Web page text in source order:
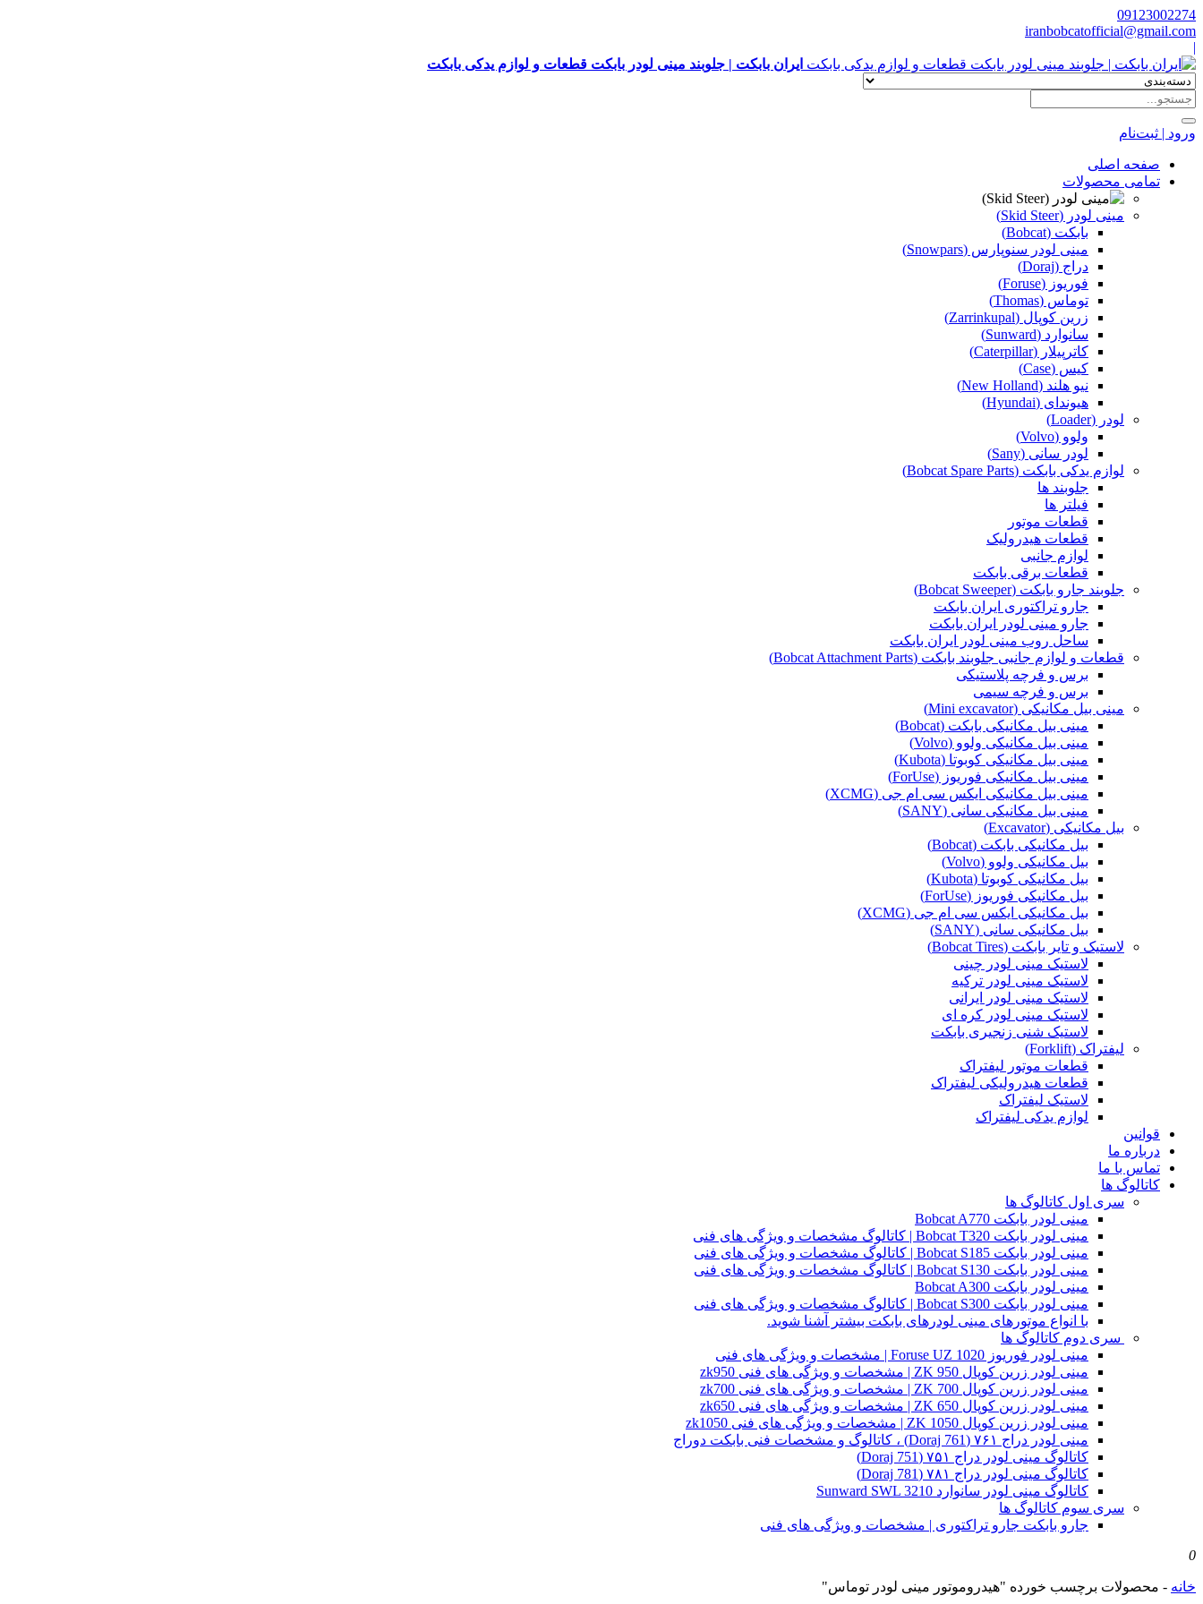
09123002274
iranbobcatofficial@gmail.com
|
ایران بابکت | جلوبند مینی لودر بابکت قطعات و لوازم یدکی بابکت
ورود | ثبت‌نام
صفحه اصلی
تمامی محصولات
مینی لودر (Skid Steer)
بابکت (Bobcat)
مینی لودر سنوپارس (Snowpars)
دراج (Doraj)
فوریوز (Foruse)
توماس (Thomas)
زرین کوپال (Zarrinkupal)
سانوارد (Sunward)
کاترپیلار (Caterpillar)
کیس (Case)
نیو هلند (New Holland)
هیوندای (Hyundai)
لودر (Loader)
ولوو (Volvo)
لودر سانی (Sany)
لوازم یدکی بابکت (Bobcat Spare Parts)
جلوبند ها
فیلتر ها
قطعات موتور
قطعات هیدرولیک
لوازم جانبی
قطعات برقی بابکت
جلوبند جارو بابکت (Bobcat Sweeper)
جارو تراکتوری ایران بابکت
جارو مینی لودر ایران بابکت
ساحل روب مینی لودر ایران بابکت
قطعات و لوازم جانبی جلوبند بابکت (Bobcat Attachment Parts)
برس و فرچه پلاستیکی
برس و فرچه سیمی
مینی بیل مکانیکی (Mini excavator)
مینی بیل مکانیکی بابکت (Bobcat)
مینی بیل مکانیکی ولوو (Volvo)
مینی بیل مکانیکی کوبوتا (Kubota)
مینی بیل مکانیکی فوریوز (ForUse)
مینی بیل مکانیکی ایکس سی ام جی (XCMG)
مینی بیل مکانیکی سانی (SANY)
بیل مکانیکی (Excavator)
بیل مکانیکی بابکت (Bobcat)
بیل مکانیکی ولوو (Volvo)
بیل مکانیکی کوبوتا (Kubota)
بیل مکانیکی فوریوز (ForUse)
بیل مکانیکی ایکس سی ام جی (XCMG)
بیل مکانیکی سانی (SANY)
لاستیک و تایر بابکت (Bobcat Tires)
لاستیک مینی لودر چینی
لاستیک مینی لودر ترکیه
لاستیک مینی لودر ایرانی
لاستیک مینی لودر کره ای
لاستیک شنی زنجیری بابکت
لیفتراک (Forklift)
قطعات موتور لیفتراک
قطعات هیدرولیکی لیفتراک
لاستیک لیفتراک
لوازم یدکی لیفتراک
قوانین
درباره ما
تماس با ما
کاتالوگ ها
سری اول کاتالوگ ها
مینی لودر بابکت Bobcat A770
مینی لودر بابکت Bobcat T320 | کاتالوگ مشخصات و ویژگی های فنی
مینی لودر بابکت Bobcat S185 | کاتالوگ مشخصات و ویژگی های فنی
مینی لودر بابکت Bobcat S130 | کاتالوگ مشخصات و ویژگی های فنی
مینی لودر بابکت Bobcat A300
مینی لودر بابکت Bobcat S300 | کاتالوگ مشخصات و ویژگی های فنی
با انواع موتورهای مینی لودرهای بابکت بیشتر آشنا شوید.
سری دوم کاتالوگ ها
مینی لودر فوریوز Foruse UZ 1020 | مشخصات و ویژگی های فنی
مینی لودر زرین کوپال ZK 950 | مشخصات و ویژگی های فنی zk950
مینی لودر زرین کوپال ZK 700 | مشخصات و ویژگی های فنی zk700
مینی لودر زرین کوپال ZK 650 | مشخصات و ویژگی های فنی zk650
مینی لودر زرین کوپال ZK 1050 | مشخصات و ویژگی های فنی zk1050
مینی لودر دراج ۷۶۱ (Doraj 761) ، کاتالوگ و مشخصات فنی بابکت دوراج
کاتالوگ مینی لودر دراج ۷۵۱ (Doraj 751)
کاتالوگ مینی لودر دراج ۷۸۱ (Doraj 781)
کاتالوگ مینی لودر سانوارد Sunward SWL 3210
سری سوم کاتالوگ ها
جارو بابکت جارو تراکتوری | مشخصات و ویژگی های فنی
0
خانه - محصولات برچسب خورده "هیدروموتور مینی لودر توماس"